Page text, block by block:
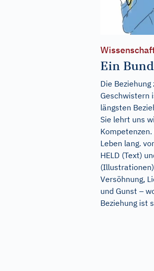
Ein
Die Beziehung
Geschwistern
längsten
Sie lehrt uns
Leben lang.
HELD (Text)
Versöhnung,
und Gunst –
Beziehung ist